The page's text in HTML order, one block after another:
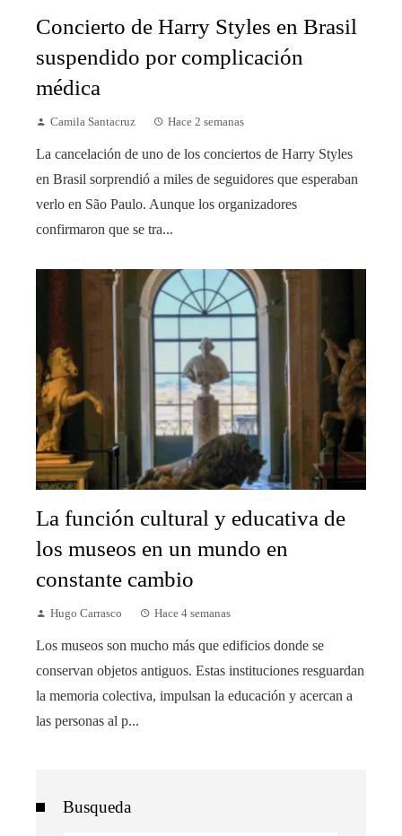
Concierto de Harry Styles en Brasil
suspendido por complicación
médica
Camila Santacruz Hace 2 semanas
La cancelación de uno de los conciertos de Harry Styles
en Brasil sorprendió a miles de seguidores que esperaban
verlo en São Paulo. Aunque los organizadores
confirmaron que se tra...
La función cultural y educativa de
los museos en un mundo en
constante cambio
Hugo Carrasco Hace 4 semanas
Los museos son mucho más que edificios donde se
conservan objetos antiguos. Estas instituciones resguardan
la memoria colectiva, impulsan la educación y acercan a
las personas al p...
Busqueda